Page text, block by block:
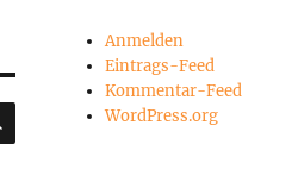
SUCHEN
Anmelden
Eintrags-Feed
Kommentar-Feed
WordPress.org